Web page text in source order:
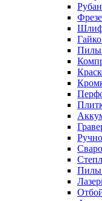
Пилы
Пилы